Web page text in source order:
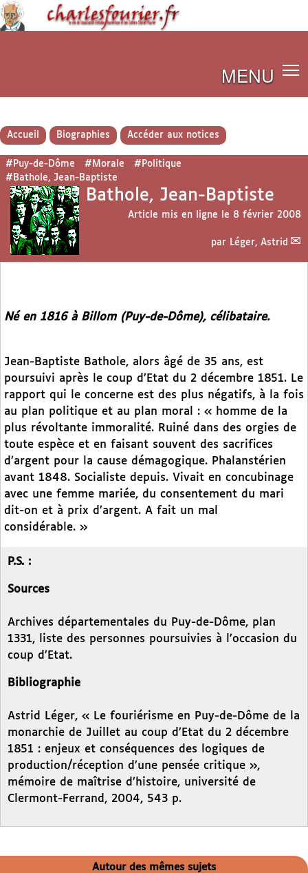
MENU
Accueil Biographies Accéder aux notices
#Puy-de-Dôme #Morale
#Politique
#Bathole, Jean-Baptiste
Bathole, Jean-Baptiste
Article mis en ligne le 8 février 2008
par Léger, Astrid
Né en 1816 à Billom (Puy-de-Dôme), célibataire.
Jean-Baptiste Bathole, alors âgé de 35 ans, est
poursuivi après le coup d’Etat du 2 décembre 1851. Le
rapport qui le concerne est des plus négatifs, à la fois
au plan politique et au plan moral : « homme de la
plus révoltante immoralité. Ruiné dans des orgies de
toute espèce et en faisant souvent des sacrifices
d’argent pour la cause démagogique. Phalanstérien
avant 1848. Socialiste depuis. Vivait en concubinage
avec une femme mariée, du consentement du mari
dit-on et à prix d’argent. A fait un mal
considérable. »
P.S. :
Sources
Archives départementales du Puy-de-Dôme, plan
1331, liste des personnes poursuivies à l’occasion du
coup d’Etat.
Bibliographie
Astrid Léger, « Le fouriérisme en Puy-de-Dôme de la
monarchie de Juillet au coup d’Etat du 2 décembre
1851 : enjeux et conséquences des logiques de
production/réception d’une pensée critique »,
mémoire de maîtrise d’histoire, université de
Clermont-Ferrand, 2004, 543 p.
Autour des mêmes sujets